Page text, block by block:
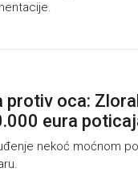
protiv oca:
eura
nekoć moćnom